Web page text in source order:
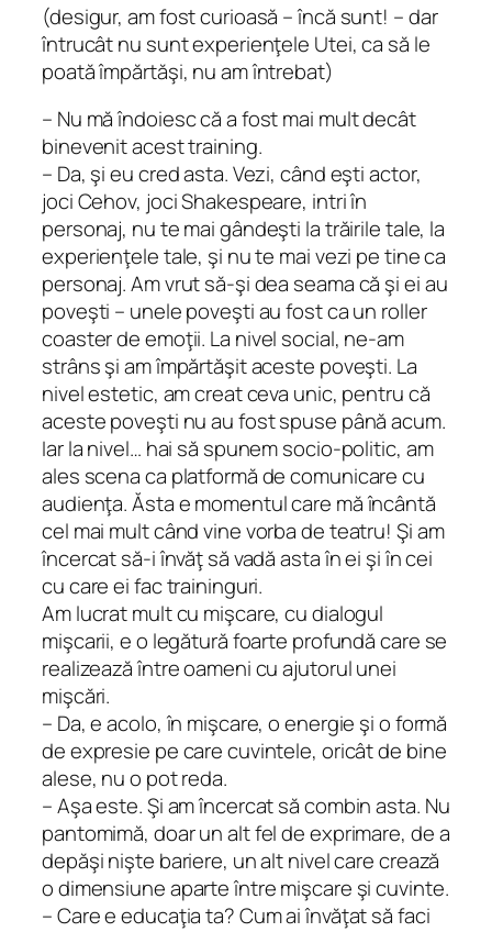
(desigur, am fost curioasă – încă sunt! – dar
întrucât nu sunt experienţele Utei, ca să le
poată împărtăşi, nu am întrebat)
– Nu mă îndoiesc că a fost mai mult decât
binevenit acest training.
– Da, şi eu cred asta. Vezi, când eşti actor,
joci Cehov, joci Shakespeare, intri în
personaj, nu te mai gândeşti la trăirile tale, la
experienţele tale, şi nu te mai vezi pe tine ca
personaj. Am vrut să-şi dea seama că şi ei au
poveşti – unele poveşti au fost ca un roller
coasterde emoţii. La nivel social, ne-am
strâns şi am împărtăşit aceste poveşti. La
nivel estetic, am creat ceva unic, pentru că
aceste poveşti nu au fost spuse până acum.
Iar la nivel… hai să spunem socio-politic, am
ales scena ca platformă de comunicare cu
audienţa. Ăsta e momentul care mă încântă
cel mai mult când vine vorba de teatru! Şi am
încercat să-i învăţ să vadă asta în ei şi în cei
cu care ei fac traininguri.
Am lucrat mult cu mişcare, cu dialogul
mişcarii, e o legătură foarte profundă care se
realizează între oameni cu ajutorul unei
mişcări.
– Da, e acolo, în mişcare, o energie şi o formă
de expresie pe care cuvintele, oricât de bine
alese, nu o pot reda.
– Aşa este. Şi am încercat să combin asta. Nu
pantomimă, doar un alt fel de exprimare, de a
depăşi nişte bariere, un alt nivel care crează
o dimensiune aparte între mişcare şi cuvinte.
– Care e educaţia ta? Cum ai învăţat să faci